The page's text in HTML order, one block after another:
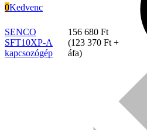
Signode
0Kedvenc
SENCO
SFT10XP-A
kapcsozógép
156 680 Ft
(123 370 Ft +
áfa)